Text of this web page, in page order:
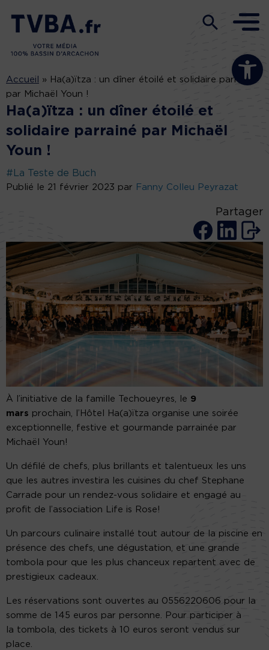
Ouvrir la
Accueil » Ha(a)ïtza : un dîner étoilé et solidaire parrainé
par Michaël Youn !
Ha(a)ïtza : un dîner étoilé et
solidaire parrainé par Michaël
Youn !
#La Teste de Buch
Publié le 21 février 2023 par Fanny Colleu Peyrazat
Partager
À l’initiative de la famille Techoueyres, le 9
mars prochain, l’Hôtel Ha(a)ïtza organise une soirée
exceptionnelle, festive et gourmande parrainée par
Michaël Youn!
Un défilé de chefs, plus brillants et talentueux les uns
que les autres investira les cuisines du chef Stephane
Carrade pour un rendez-vous solidaire et engagé au
profit de l’association Life is Rose!
Un parcours culinaire installé tout autour de la piscine en
présence des chefs, une dégustation, et une grande
tombola pour que les plus chanceux repartent avec de
prestigieux cadeaux.
Les réservations sont ouvertes au 0556220606 pour la
somme de 145 euros par personne. Pour participer à
la tombola, des tickets à 10 euros seront vendus sur
place.